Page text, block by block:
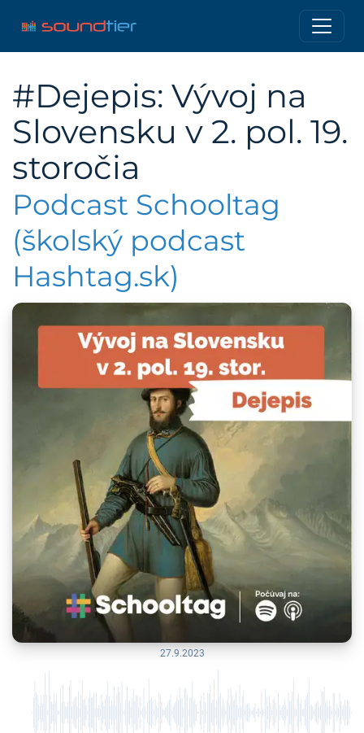
#Dejepis: Vývoj na
Slovensku v 2. pol. 19.
storočia
Podcast Schooltag
(školský podcast
Hashtag.sk)
27.9.2023